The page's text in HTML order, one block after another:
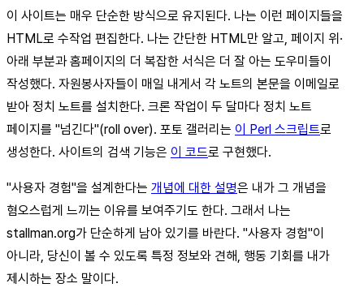
이 사이트는 매우 단순한 방식으로 유지된다. 나는 이런 페이지들을
HTML로 수작업 편집한다. 나는 간단한 HTML만 알고, 페이지 위·
아래 부분과 홈페이지의 더 복잡한 서식은 더 잘 아는 도우미들이
작성했다. 자원봉사자들이 매일 내게서 각 노트의 본문을 이메일로
받아 정치 노트를 설치한다. 크론 작업이 두 달마다 정치 노트
페이지를 "넘긴다"(roll over). 포토 갤러리는 이 Perl 스크립트로
생성한다. 사이트의 검색 기능은 이 코드로 구현했다.
"사용자 경험"을 설계한다는 개념에 대한 설명은 내가 그 개념을
혐오스럽게 느끼는 이유를 보여주기도 한다. 그래서 나는
stallman.org가 단순하게 남아 있기를 바란다. "사용자 경험"이
아니라, 당신이 볼 수 있도록 특정 정보와 견해, 행동 기회를 내가
제시하는 장소 말이다.